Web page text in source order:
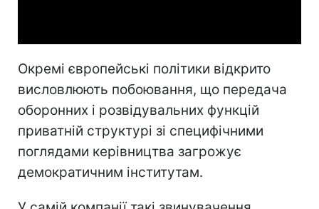
Окремі європейські політики відкрито
висловлюють побоювання, що передача
оборонних і розвідувальних функцій
приватній структурі зі специфічними
поглядами керівництва загрожує
демократичним інститутам.